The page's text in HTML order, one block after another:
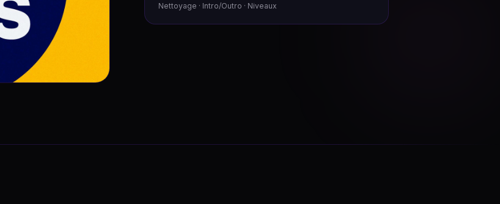
Nettoyage · Intro/Outro · Niveaux